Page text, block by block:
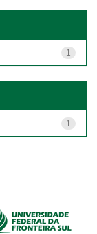
1
1